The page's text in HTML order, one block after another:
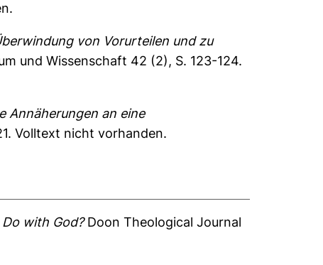
von Vorurteilen und zu
und Wissenschaft 42 (2), S. 123-124.
Annäherungen an eine
Volltext nicht vorhanden.
with God?Doon Theological Journal